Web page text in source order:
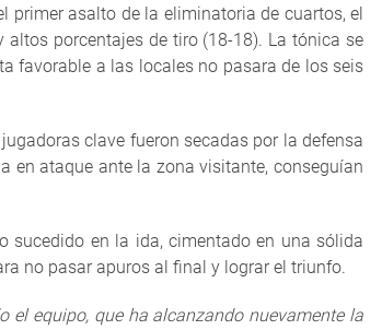
primer asalto de la eliminatoria de cuartos, el
porcentajes de tiro (18-18). La tónica se
favorable a las locales no pasara de los seis
clave fueron secadas por la defensa
en ataque ante la zona visitante, conseguían
sucedido en la ida, cimentado en una sólida
no pasar apuros al final y lograr el triunfo.
el equipo, que ha alcanzando nuevamente la